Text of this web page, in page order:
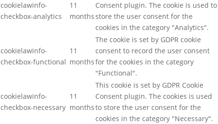
cookielawinfo-
checkbox-analytics
11
months
Consent plugin. The cookie is used to
store the user consent for the
cookies in the category "Analytics".
cookielawinfo-
checkbox-functional
11
months
The cookie is set by GDPR cookie
consent to record the user consent
for the cookies in the category
"Functional".
cookielawinfo-
checkbox-necessary
11
months
This cookie is set by GDPR Cookie
Consent plugin. The cookies is used
to store the user consent for the
cookies in the category "Necessary".